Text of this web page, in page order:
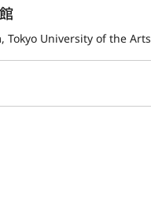
Tokyo University of the Arts